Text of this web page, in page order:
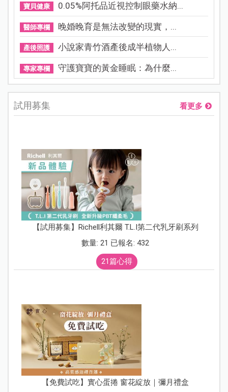
寶貝健康 0.05%阿托品近視控制眼藥水納...
醫師專欄 晚婚晚育是無法改變的現實，...
產後照護 小說家青竹酒產後成半植物人...
專家專欄 守護寶寶的黃金睡眠：為什麼...
試用募集 看更多
【試用募集】Richell利其爾 T.L.I第二代乳牙刷系列
數量: 21 已報名: 432
21篇心得
【免費試吃】實心蛋捲 窗花綻放｜彌月禮盒